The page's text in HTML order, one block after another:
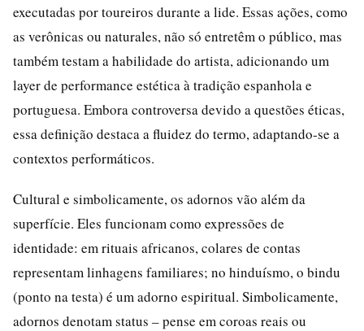
executadas por toureiros durante a lide. Essas ações, como
as verônicas ou naturales, não só entretêm o público, mas
também testam a habilidade do artista, adicionando um
layer de performance estética à tradição espanhola e
portuguesa. Embora controversa devido a questões éticas,
essa definição destaca a fluidez do termo, adaptando-se a
contextos performáticos.
Cultural e simbolicamente, os adornos vão além da
superfície. Eles funcionam como expressões de
identidade: em rituais africanos, colares de contas
representam linhagens familiares; no hinduísmo, o bindu
(ponto na testa) é um adorno espiritual. Simbolicamente,
adornos denotam status – pense em coroas reais ou